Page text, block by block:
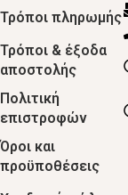
Τρόποι πληρωμής
Τρόποι & έξοδα
αποστολής
Πολιτική
επιστροφών
Όροι και
προϋποθέσεις